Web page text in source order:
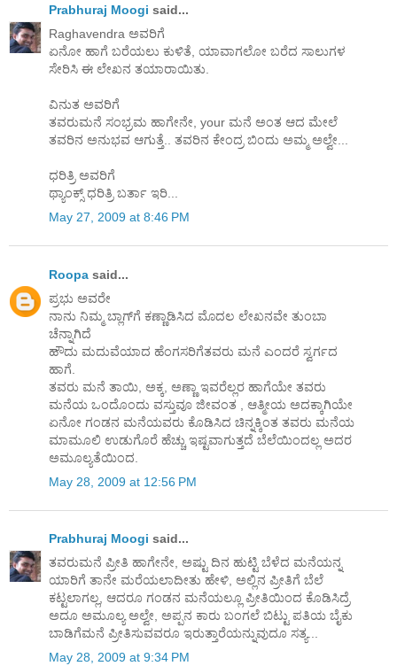
Prabhuraj Moogi said...
Raghavendra ಅವರಿಗೆ
ಏನೋ ಹಾಗೆ ಬರೆಯಲು ಕುಳಿತೆ, ಯಾವಾಗಲೋ ಬರೆದ ಸಾಲುಗಳ
ಸೇರಿಸಿ ಈ ಲೇಖನ ತಯಾರಾಯಿತು.
ವಿನುತ ಅವರಿಗೆ
ತವರುಮನೆ ಸಂಭ್ರಮ ಹಾಗೇನೇ, your ಮನೆ ಅಂತ ಆದ ಮೇಲೆ
ತವರಿನ ಅನುಭವ ಆಗುತ್ತೆ.. ತವರಿನ ಕೇಂದ್ರ ಬಿಂದು ಅಮ್ಮ ಅಲ್ವೇ...
ಧರಿತ್ರಿ ಅವರಿಗೆ
ಥ್ಯಾಂಕ್ಸ್ ಧರಿತ್ರಿ ಬರ್ತಾ ಇರಿ...
May 27, 2009 at 8:46 PM
Roopa said...
ಪ್ರಭು ಅವರೇ
ನಾನು ನಿಮ್ಮ ಬ್ಲಾಗ್‌ಗೆ ಕಣ್ಣಾಡಿಸಿದ ಮೊದಲ ಲೇಖನವೇ ತುಂಬಾ
ಚೆನ್ನಾಗಿದೆ
ಹೌದು ಮದುವೆಯಾದ ಹೆಂಗಸರಿಗೆತವರು ಮನೆ ಎಂದರೆ ಸ್ವರ್ಗದ
ಹಾಗೆ.
ತವರು ಮನೆ ತಾಯಿ, ಅಕ್ಕ, ಅಣ್ಣಾ ಇವರೆಲ್ಲರ ಹಾಗೆಯೇ ತವರು
ಮನೆಯ ಒಂದೊಂದು ವಸ್ತುವೂ ಜೀವಂತ , ಆತ್ಮೀಯ ಅದಕ್ಕಾಗಿಯೇ
ಏನೋ ಗಂಡನ ಮನೆಯವರು ಕೊಡಿಸಿದ ಚಿನ್ನಕ್ಕಿಂತ ತವರು ಮನೆಯ
ಮಾಮೂಲಿ ಉಡುಗೊರೆ ಹೆಚ್ಚು ಇಷ್ಟವಾಗುತ್ತದೆ ಬೆಲೆಯಿಂದಲ್ಲ ಅದರ
ಅಮೂಲ್ಯತೆಯಿಂದ.
May 28, 2009 at 12:56 PM
Prabhuraj Moogi said...
ತವರುಮನೆ ಪ್ರೀತಿ ಹಾಗೇನೇ, ಅಷ್ಟು ದಿನ ಹುಟ್ಟಿ ಬೆಳೆದ ಮನೆಯನ್ನ
ಯಾರಿಗೆ ತಾನೇ ಮರೆಯಲಾದೀತು ಹೇಳಿ, ಅಲ್ಲಿನ ಪ್ರೀತಿಗೆ ಬೆಲೆ
ಕಟ್ಟಲಾಗಲ್ಲ, ಆದರೂ ಗಂಡನ ಮನೆಯಲ್ಲೂ ಪ್ರೀತಿಯಿಂದ ಕೊಡಿಸಿದ್ರೆ
ಅದೂ ಅಮೂಲ್ಯ ಅಲ್ವೇ, ಅಪ್ಪನ ಕಾರು ಬಂಗಲೆ ಬಿಟ್ಟು ಪತಿಯ ಬೈಕು
ಬಾಡಿಗೆಮನೆ ಪ್ರೀತಿಸುವವರೂ ಇರುತ್ತಾರೆಯನ್ನುವುದೂ ಸತ್ಯ...
May 28, 2009 at 9:34 PM